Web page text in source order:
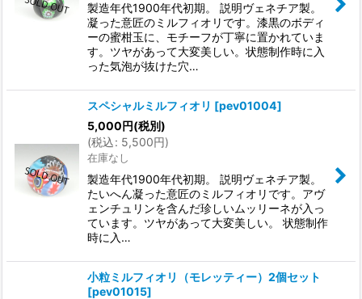
製造年代1900年代初期。 説明ヴェネチア製。
凝った意匠のミルフィオリです。漆黒のボディ
ーの蜜柑玉に、モチーフが丁寧に置かれていま
す。ツヤがあって大変美しい。状態制作時に入
った気泡が抜けた穴…
スペシャルミルフィオリ [pev01004]
5,000円(税別)
(税込: 5,500円)
在庫なし
製造年代1900年代初期。 説明ヴェネチア製。
たいへん凝った意匠のミルフィオリです。アヴ
ェンチュリンを含んだ珍しいムッリーネが入っ
ています。ツヤがあって大変美しい。 状態制作
時に入…
小粒ミルフィオリ（モレッティー）2個セット
[pev01015]